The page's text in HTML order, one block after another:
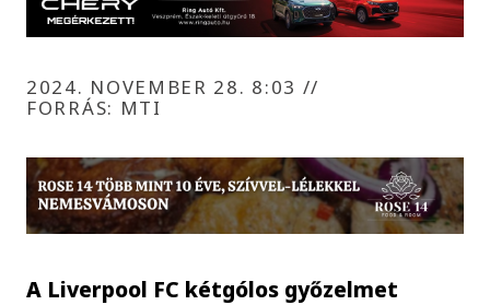
2024. NOVEMBER 28. 8:03 //
FORRÁS: MTI
A Liverpool FC kétgólos győzelmet